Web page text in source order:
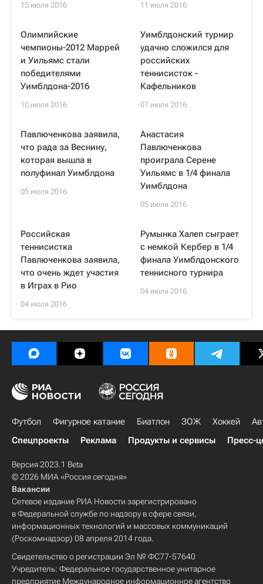
15 июля 2016 11 июля 2016
Олимпийские
чемпионы-2012 Маррей
и Уильямс стали
победителями
Уимблдона-2016
10 июля 2016
Уимблдонский турнир
удачно сложился для
российских
теннисисток -
Кафельников
07 июля 2016
Павлюченкова заявила,
что рада за Веснину,
которая вышла в
полуфинал Уимблдона
05 июля 2016
Анастасия
Павлюченкова
проиграла Серене
Уильямс в 1/4 финала
Уимблдона
05 июля 2016
Российская
теннисистка
Павлюченкова заявила,
что очень ждет участия
в Играх в Рио
04 июля 2016
Румынка Халеп сыграет
с немкой Кербер в 1/4
финала Уимблдонского
теннисного турнира
04 июля 2016
Футбол Фигурное катание Биатлон ЗОЖ Хоккей
Спецпроекты
Реклама Продукты и сервисы Пресс-
Версия 2023.1 Beta
© 2026 МИА «Россия сегодня»
Вакансии
Сетевое издание РИА Новости зарегистрировано
в Федеральной службе по надзору в сфере связи,
информационных технологий и массовых коммуникаций
(Роскомнадзор) 08 апреля 2014 года.
Свидетельство о регистрации Эл № ФС77-57640
Учредитель: Федеральное государственное унитарное
предприятие Международное информационное агентство